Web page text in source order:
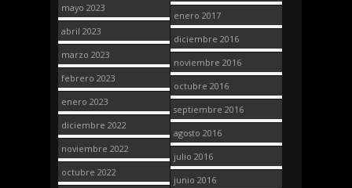
mayo 2023
abril 2023
marzo 2023
febrero 2023
enero 2023
diciembre 2022
noviembre 2022
octubre 2022
enero 2017
diciembre 2016
noviembre 2016
octubre 2016
septiembre 2016
agosto 2016
julio 2016
junio 2016